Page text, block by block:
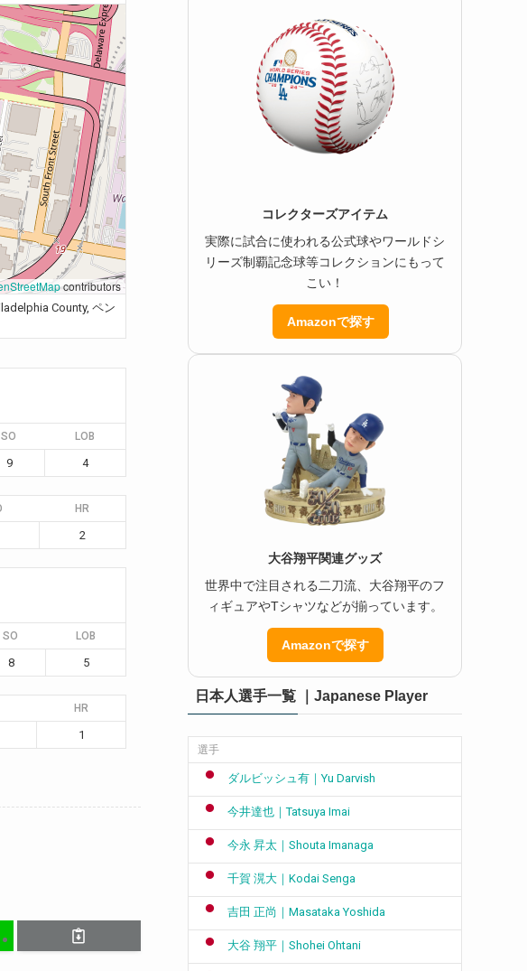
contributors
County, ペン
SO LOB
9 4
HR
2
SO LOB
8 5
HR
1
コレクターズアイテム
実際に試合に使われる公式球やワールドシ
リーズ制覇記念球等コレクションにもって
こい！
Amazonで探す
大谷翔平関連グッズ
世界中で注目される二刀流、大谷翔平のフ
ィギュアやTシャツなどが揃っています。
Amazonで探す
日本人選手一覧 ｜Japanese Player
選手
ダルビッシュ有｜Yu Darvish
今井達也｜Tatsuya Imai
今永 昇太｜Shouta Imanaga
千賀 滉大｜Kodai Senga
吉田 正尚｜Masataka Yoshida
大谷 翔平｜Shohei Ohtani